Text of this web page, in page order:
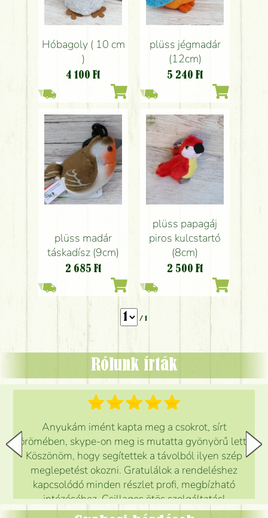
Hóbagoly ( 10 cm
)
4 100 Ft
plüss jégmadár
(12cm)
5 240 Ft
plüss madár
táskadísz (9cm)
2 685 Ft
plüss papagáj
piros kulcstartó
(8cm)
2 500 Ft
/ 1
Rólunk írták
Anyukám imént kapta meg a csokrot, sírt
örömében, skype-on meg is mutatta gyönyörű lett.
Köszönöm, hogy segítettek a távolból ilyen szép
meglepetést okozni. Gratulálok a rendeléshez
kapcsolódó minden részlet profi, megbízható
intézéséhez. Csillagos ötös szolgáltatás!